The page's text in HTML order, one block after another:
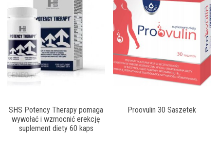
SHS Potency Therapy pomaga
wywołać i wzmocnić erekcję
suplement diety 60 kaps
Proovulin 30 Saszetek